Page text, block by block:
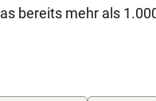
bereits mehr als